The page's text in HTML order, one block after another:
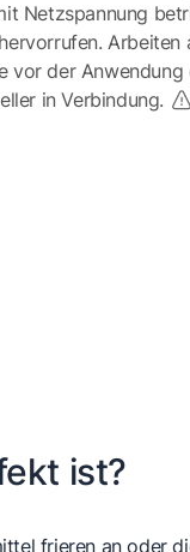
Netzspannung
Arbeiten
vor der Anwendung
in Verbindung.
ist?
frieren an oder